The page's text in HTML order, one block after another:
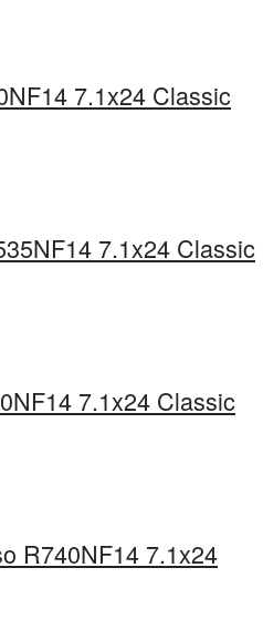
7.1x24 Classic
7.1x24 Classic
7.1x24 Classic
R740NF14 7.1x24